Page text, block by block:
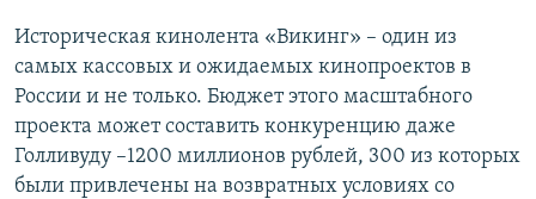
Историческая кинолента «Викинг» – один из
самых кассовых и ожидаемых кинопроектов в
России и не только. Бюджет этого масштабного
проекта может составить конкуренцию даже
Голливуду –1200 миллионов рублей, 300 из которых
были привлечены на возвратных условиях со